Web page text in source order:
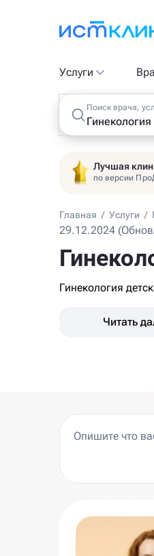
Услуги
Поиск врача,
Лучшая
по версии
Главная / Услуги /
29.12.2024
Гинекология
Читать